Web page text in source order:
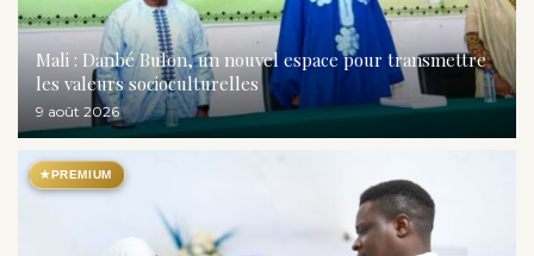
Mali : Danbé Bulon, un nouvel espace pour transmettre
les valeurs socioculturelles
9 août 2026
★PREMIUM